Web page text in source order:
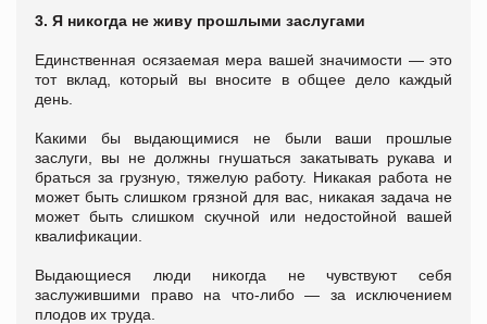
3. Я никогда не живу прошлыми заслугами
Единственная осязаемая мера вашей значимости ― это
тот вклад, который вы вносите в общее дело каждый
день.
Какими бы выдающимися не были ваши прошлые
заслуги, вы не должны гнушаться закатывать рукава и
браться за грузную, тяжелую работу. Никакая работа не
может быть слишком грязной для вас, никакая задача не
может быть слишком скучной или недостойной вашей
квалификации.
Выдающиеся люди никогда не чувствуют себя
заслужившими право на что-либо ― за исключением
плодов их труда.